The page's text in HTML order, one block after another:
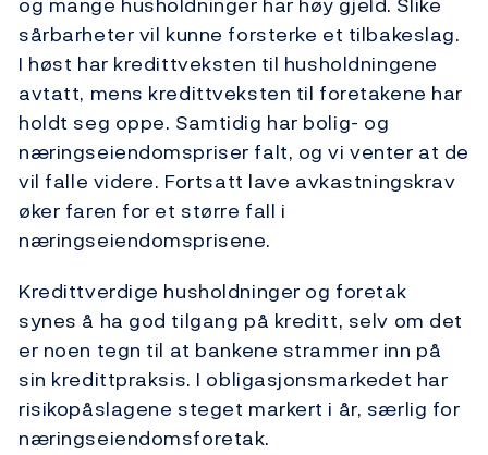
sårbarheter vil kunne forsterke et tilbakeslag.
I høst har kredittveksten til husholdningene
avtatt, mens kredittveksten til foretakene har
holdt seg oppe. Samtidig har bolig- og
næringseiendomspriser falt, og vi venter at de
vil falle videre. Fortsatt lave avkastningskrav
øker faren for et større fall i
næringseiendomsprisene.
Kredittverdige husholdninger og foretak
synes å ha god tilgang på kreditt, selv om det
er noen tegn til at bankene strammer inn på
sin kredittpraksis. I obligasjonsmarkedet har
risikopåslagene steget markert i år, særlig for
næringseiendomsforetak.